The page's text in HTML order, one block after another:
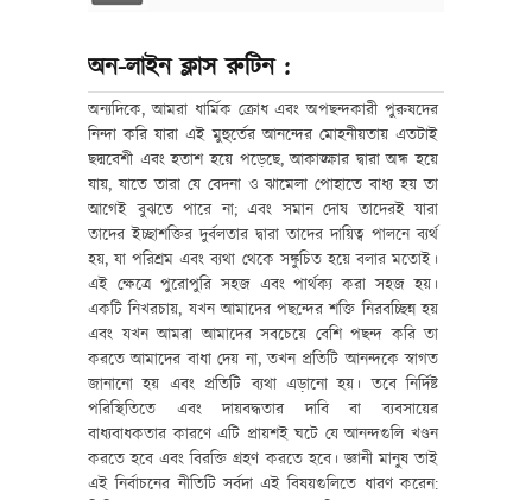
অন-লাইন ক্লাস রুটিন :
অন্যদিকে, আমরা ধার্মিক ক্রোধ এবং অপছন্দকারী পুরুষদের
নিন্দা করি যারা এই মুহুর্তের আনন্দের মোহনীয়তায় এতটাই
ছদ্মবেশী এবং হতাশ হয়ে পড়েছে, আকাঙ্ক্ষার দ্বারা অন্ধ হয়ে
যায়, যাতে তারা যে বেদনা ও ঝামেলা পোহাতে বাধ্য হয় তা
আগেই বুঝতে পারে না; এবং সমান দোষ তাদেরই যারা
তাদের ইচ্ছাশক্তির দুর্বলতার দ্বারা তাদের দায়িত্ব পালনে ব্যর্থ
হয়, যা পরিশ্রম এবং ব্যথা থেকে সঙ্কুচিত হয়ে বলার মতোই।
এই ক্ষেত্রে পুরোপুরি সহজ এবং পার্থক্য করা সহজ হয়।
একটি নিখরচায়, যখন আমাদের পছন্দের শক্তি নিরবচ্ছিন্ন হয়
এবং যখন আমরা আমাদের সবচেয়ে বেশি পছন্দ করি তা
করতে আমাদের বাধা দেয় না, তখন প্রতিটি আনন্দকে স্বাগত
জানানো হয় এবং প্রতিটি ব্যথা এড়ানো হয়। তবে নির্দিষ্ট
পরিস্থিতিতে এবং দায়বদ্ধতার দাবি বা ব্যবসায়ের
বাধ্যবাধকতার কারণে এটি প্রায়শই ঘটে যে আনন্দগুলি খণ্ডন
করতে হবে এবং বিরক্তি গ্রহণ করতে হবে। জ্ঞানী মানুষ তাই
এই নির্বাচনের নীতিটি সর্বদা এই বিষয়গুলিতে ধারণ করেন: